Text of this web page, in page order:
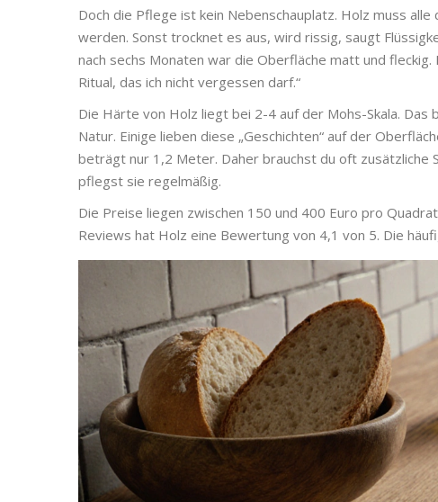
Doch die Pflege ist kein Nebenschauplatz. Holz muss
werden. Sonst trocknet es aus, wird rissig, saugt
nach sechs Monaten war die Oberfläche matt und
Ritual, das ich nicht vergessen darf.“
Die Härte von Holz liegt bei 2-4 auf der Mohs-Skala.
Natur. Einige lieben diese „Geschichten“ auf der
beträgt nur 1,2 Meter. Daher brauchst du oft zusätzliche
pflegst sie regelmäßig.
Die Preise liegen zwischen 150 und 400 Euro pro
Reviews hat Holz eine Bewertung von 4,1 von 5. Die